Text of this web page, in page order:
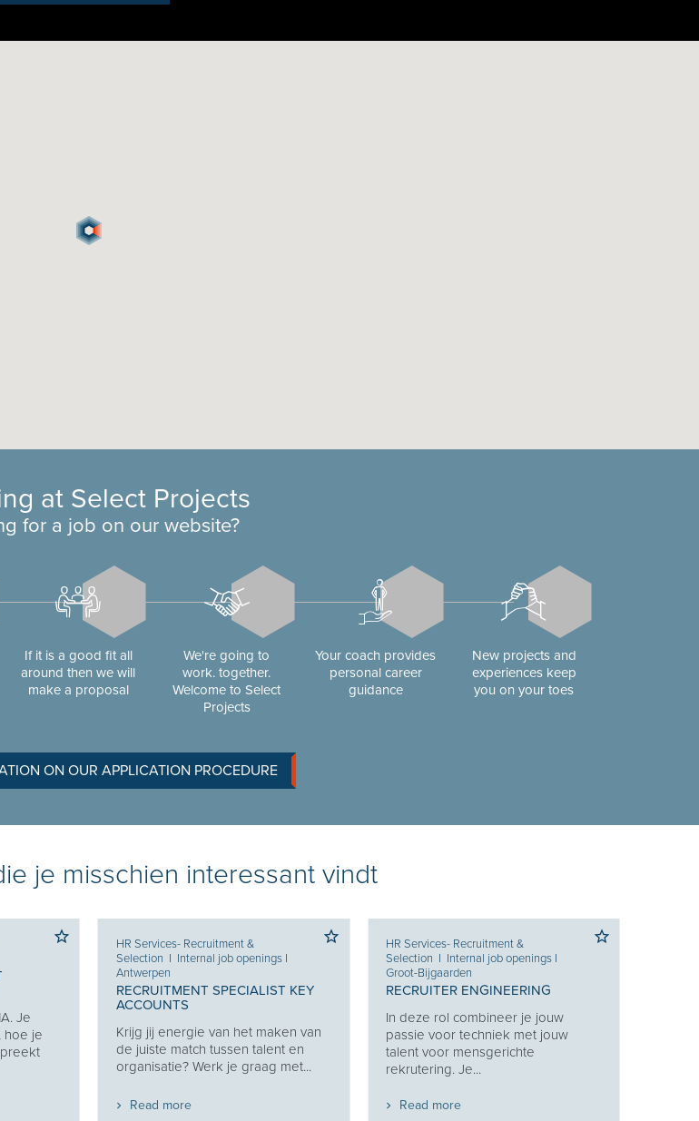
at Select Projects
for a job on our website?
If it is a good fit all
around then we will
make a proposal
We're going to
work. together.
Welcome to Select
Projects
Your coach provides
personal career
guidance
New projects and
experiences keep
you on your toes
ON OUR APPLICATION PROCEDURE
je misschien interessant vindt
Je
hoe je
HR Services- Recruitment &
Selection I Internal job openings I
Antwerpen
RECRUITMENT SPECIALIST KEY
ACCOUNTS
Krijg jij energie van het maken van
de juiste match tussen talent en
organisatie? Werk je graag met...
Read more
HR Services- Recruitment &
Selection I Internal job openings I
Groot-Bijgaarden
RECRUITER ENGINEERING
In deze rol combineer je jouw
passie voor techniek met jouw
talent voor mensgerichte
rekrutering. Je...
Read more